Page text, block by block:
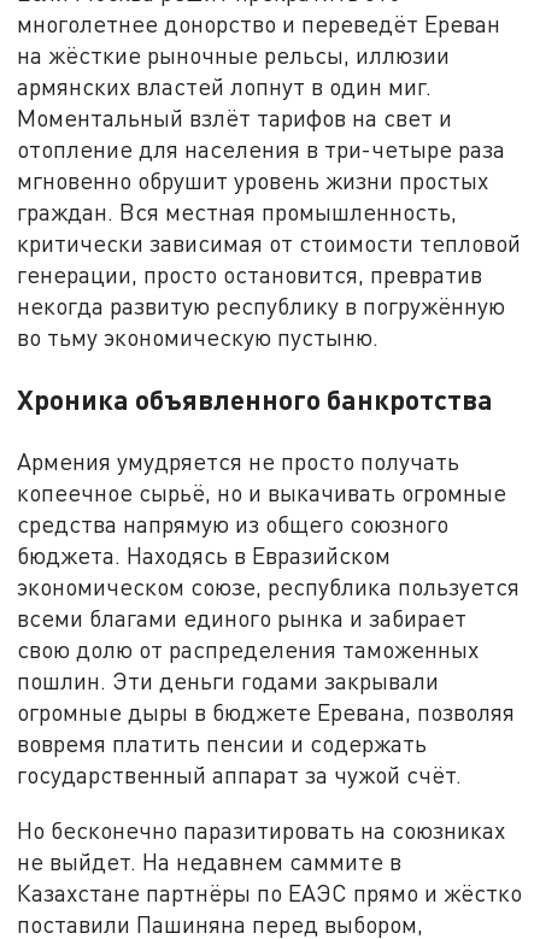
многолетнее донорство и переведёт Ереван
на жёсткие рыночные рельсы, иллюзии
армянских властей лопнут в один миг.
Моментальный взлёт тарифов на свет и
отопление для населения в три-четыре раза
мгновенно обрушит уровень жизни простых
граждан. Вся местная промышленность,
критически зависимая от стоимости тепловой
генерации, просто остановится, превратив
некогда развитую республику в погружённую
во тьму экономическую пустыню.
Хроника объявленного банкротства
Армения умудряется не просто получать
копеечное сырьё, но и выкачивать огромные
средства напрямую из общего союзного
бюджета. Находясь в Евразийском
экономическом союзе, республика пользуется
всеми благами единого рынка и забирает
свою долю от распределения таможенных
пошлин. Эти деньги годами закрывали
огромные дыры в бюджете Еревана, позволяя
вовремя платить пенсии и содержать
государственный аппарат за чужой счёт.
Но бесконечно паразитировать на союзниках
не выйдет. На недавнем саммите в
Казахстане партнёры по ЕАЭС прямо и жёстко
поставили Пашиняна перед выбором,